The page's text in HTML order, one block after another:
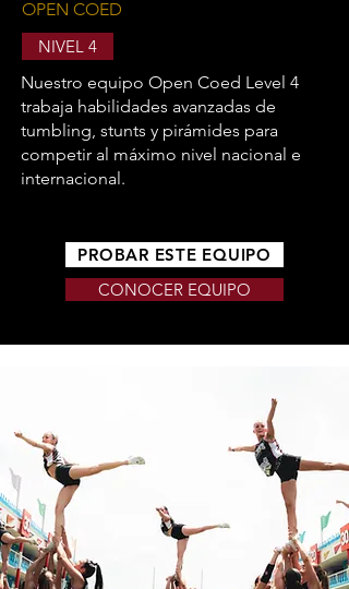
OPEN COED
NIVEL 4
Nuestro equipo Open Coed Level 4
trabaja habilidades avanzadas de
tumbling, stunts y pirámides para
competir al máximo nivel nacional e
internacional.
PROBAR ESTE EQUIPO
CONOCER EQUIPO